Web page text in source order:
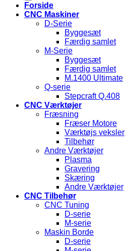
Forside
CNC Maskiner
D-Serie
Byggesæt
Færdig samlet
M-Serie
Byggesæt
Færdig samlet
M.1400 Ultimate
Q-serie
Stepcraft Q.408
CNC Værktøjer
Fræsning
Fræser Motore
Værktøjs veksler
Tilbehør
Andre Værktøjer
Plasma
Gravering
Skæring
Andre Værktøjer
CNC Tilbehør
CNC Tuning
D-serie
M-serie
Maskin Borde
D-serie